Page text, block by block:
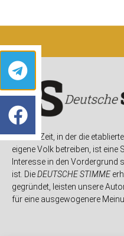
In einer Zeit, in der die
eigene Volk betreiben, ist
Interesse in den Vordergrund
ist. DieDEUTSCHE STIMME
gegründet, leisten unsere
für eine ausgewogenere